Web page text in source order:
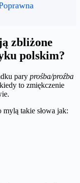
zbliżone
polskim?
pary prośba/proźba
to zmiękczenie
takie słowa jak: